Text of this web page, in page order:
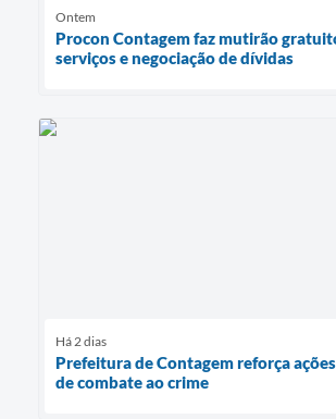
Ontem
Procon Contagem faz mutirão
serviços e negociação de dívidas
Há 2 dias
Prefeitura de Contagem reforça
de combate ao crime